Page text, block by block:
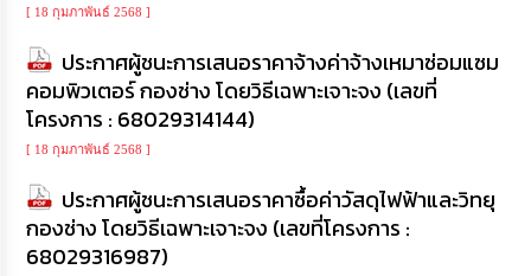
[ 18 กุมภาพันธ์ 2568 ]
ประกาศผู้ชนะการเสนอราคาจ้างค่าจ้างเหมาซ่อมแซม
คอมพิวเตอร์ กองช่าง โดยวิธีเฉพาะเจาะจง (เลขที่
โครงการ : 68029314144)
[ 18 กุมภาพันธ์ 2568 ]
ประกาศผู้ชนะการเสนอราคาซื้อค่าวัสดุไฟฟ้าและวิทยุ
กองช่าง โดยวิธีเฉพาะเจาะจง (เลขที่โครงการ :
68029316987)